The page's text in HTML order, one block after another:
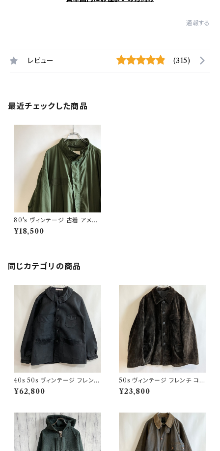
通報する
レビュー (315)
最近チェックした商品
80's ヴィンテージ 古着 アメリ
カ軍 M65 フィッシュテールパー
カ us army ビンテージ 米軍
¥18,500
同じカテゴリの商品
40s 50s ヴィンテージ フレンチ
Vポケ ブラックモールスキンジャ
ケット カバーオール
¥62,800
50s ヴィンテージ フレンチ コー
デュロイジャケット ビンテージ
ファーマーズジャケット
¥23,800